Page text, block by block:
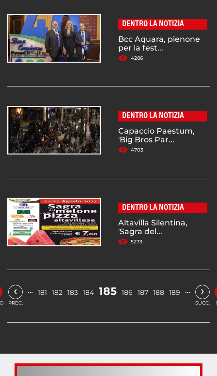
DENTRO LA NOTIZIA
Bcc Aquara, pienone
per la fest...
4286
DENTRO LA NOTIZIA
Capaccio Paestum,
'Big Bros Par...
4703
DENTRO LA NOTIZIA
Altavilla Silentina,
'Sagra del...
5273
‹
PREC.
… 181 182 183 184 185 186 187 188 189 … ›
SUCC.